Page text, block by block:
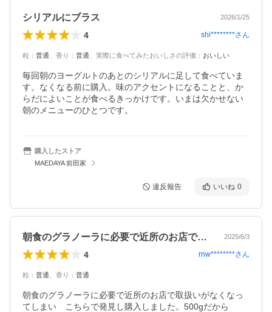
シリアルにブラス 2026/1/25
4 shi********さん
粒 ： 普通 香り ： 普通 実際に食べてみたおいしさの評価 ： おいしい
毎回朝のヨーグルトのあとのシリアルに足して食べていま
す。なくなる前に購入。味のアクセントになることと、か
らだによいことが食べるきっかけです。いまは欠かせない
朝のメニューのひとつです。
購入したストア
MAEDAYA 前田家
違反報告 いいね 0
朝食のグラノーラに必要で近所のお店で取… 2025/6/3
4 rnw********さん
粒 ： 普通 香り ： 普通
朝食のグラノーラに必要で近所のお店で取扱いがなくなっ
てしまい　こちらで発見し購入しました。500gだから